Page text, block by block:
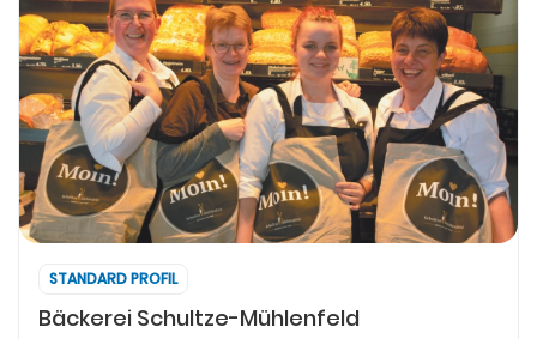
STANDARD PROFIL
Bäckerei Schultze-Mühlenfeld